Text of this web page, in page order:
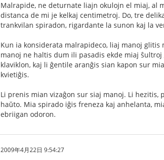
Malrapide, ne deturnate liajn okulojn el miaj, al
distanca de mi je kelkaj centimetroj. Do, tre
trankvilan spiradon, rigardante la sunon kaj la
Kun ia konsiderata malrapideco, liaj manoj
manoj ne haltis dum ili pasadis ekde miaj
klaviklon, kaj li ĝentile aranĝis sian kapon sur
kvietiĝis.
Li prenis mian vizaĝon sur siaj manoj. Li
haŭto. Mia spirado iĝis freneza kaj anhelanta,
ebriigan odoron.
2009年4月22日 9:54:27